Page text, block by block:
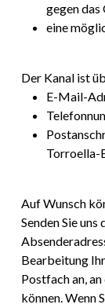
gegen das
eine
Der Kanal ist
E-Mail-
Torroella-
Auf Wunsch
Senden Sie
Bearbeitung
Postfach an,
können. Wenn